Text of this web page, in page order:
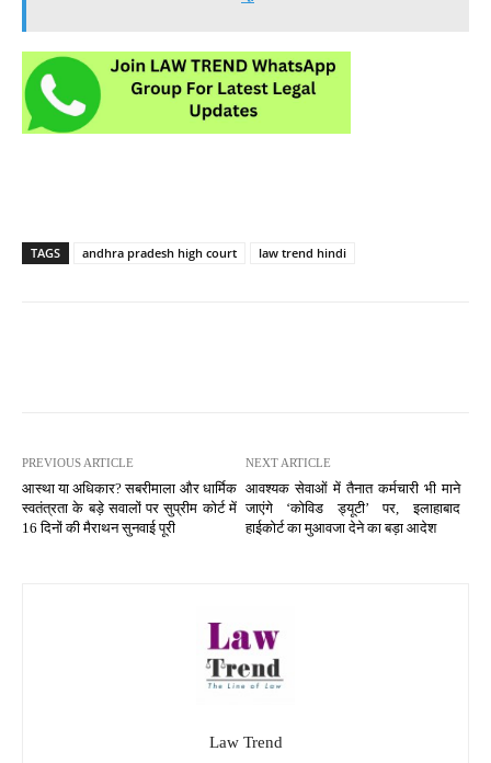
TAGS andhra pradesh high court law trend hindi
PREVIOUS ARTICLE
आस्था या अधिकार? सबरीमाला और धार्मिक
स्वतंत्रता के बड़े सवालों पर सुप्रीम कोर्ट में
16 दिनों की मैराथन सुनवाई पूरी
NEXT ARTICLE
आवश्यक सेवाओं में तैनात कर्मचारी भी माने
जाएंगे ‘कोविड ड्यूटी’ पर, इलाहाबाद
हाईकोर्ट का मुआवजा देने का बड़ा आदेश
Law Trend